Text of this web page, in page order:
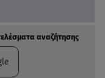
αναζήτησης